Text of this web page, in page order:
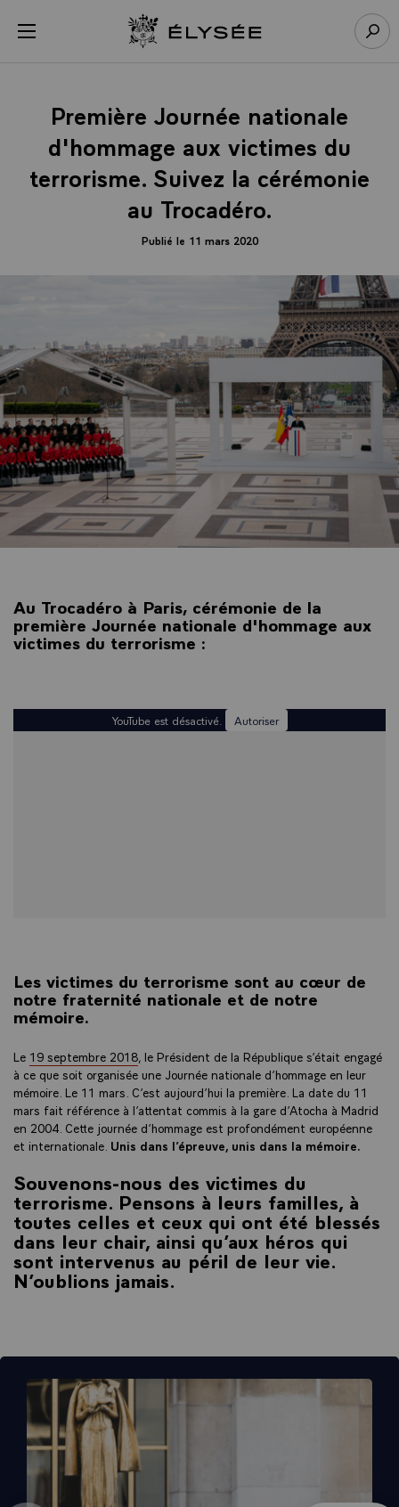
menu Retour à l’accueil Élysée
Première Journée nationale
d'hommage aux victimes du
terrorisme. Suivez la cérémonie
au Trocadéro.
Publié le 11 mars 2020
Au Trocadéro à Paris, cérémonie de la
première Journée nationale d'hommage aux
victimes du terrorisme :
YouTube est désactivé. Autoriser
Les victimes du terrorisme sont au cœur de
notre fraternité nationale et de notre
mémoire.
Le 19 septembre 2018, le Président de la République s’était engagé
à ce que soit organisée une Journée nationale d’hommage en leur
mémoire. Le 11 mars. C’est aujourd’hui la première. La date du 11
mars fait référence à l’attentat commis à la gare d’Atocha à Madrid
en 2004. Cette journée d’hommage est profondément européenne
et internationale. Unis dans l’épreuve, unis dans la mémoire.
Souvenons-nous des victimes du
terrorisme. Pensons à leurs familles, à
toutes celles et ceux qui ont été blessés
dans leur chair, ainsi qu’aux héros qui
sont intervenus au péril de leur vie.
N’oublions jamais.
Panneau de gestion des cookies